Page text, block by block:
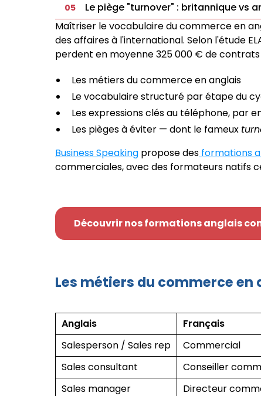
05
Le piège "turnover" : britannique vs
Maîtriser le vocabulaire du commerce en
des affaires à l'international. Selon l'étude
perdent en moyenne 325 000 € de contrats
Les métiers du commerce en anglais
Le vocabulaire structuré par étape du
Les expressions clés au téléphone, par
Les pièges à éviter — dont le fameux
Business Speaking propose des formations
commerciales, avec des formateurs natifs
Découvrir nos formations anglais
Les métiers du commerce en
Anglais
Français
Salesperson / Sales rep
Commercial
Sales consultant
Conseiller
Sales manager
Directeur